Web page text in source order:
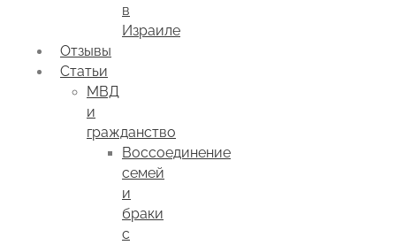
в
Израиле
Отзывы
Статьи
МВД
и
гражданство
Воссоединение
семей
и
браки
с